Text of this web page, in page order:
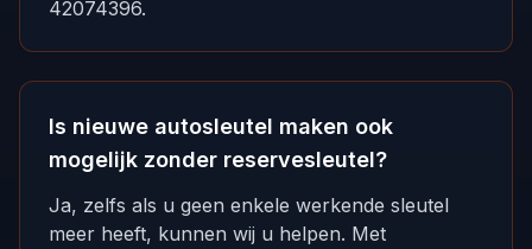
42074396.
Is nieuwe autosleutel maken ook
mogelijk zonder reservesleutel?
Ja, zelfs als u geen enkele werkende sleutel
meer heeft, kunnen wij u helpen. Met